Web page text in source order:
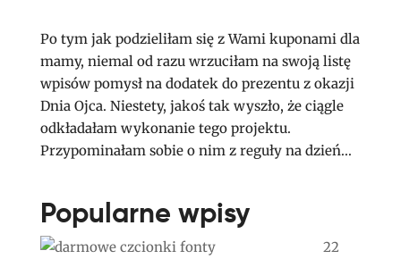
Po tym jak podzieliłam się z Wami kuponami dla
mamy, niemal od razu wrzuciłam na swoją listę
wpisów pomysł na dodatek do prezentu z okazji
Dnia Ojca. Niestety, jakoś tak wyszło, że ciągle
odkładałam wykonanie tego projektu.
Przypominałam sobie o nim z reguły na dzień...
Popularne wpisy
22